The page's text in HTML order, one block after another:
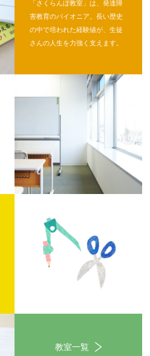
「さくらんぼ教室」は、発達障
害教育のパイオニア。長い歴史
の中で培われた経験値が、生徒
さんの人生を力強く支えます。
教室一覧